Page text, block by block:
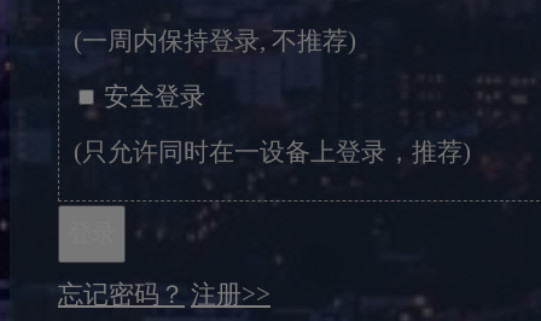
(一周内保持登录, 不推荐)
安全登录
(只允许同时在一设备上登录，推荐)
忘记密码？ 注册>>